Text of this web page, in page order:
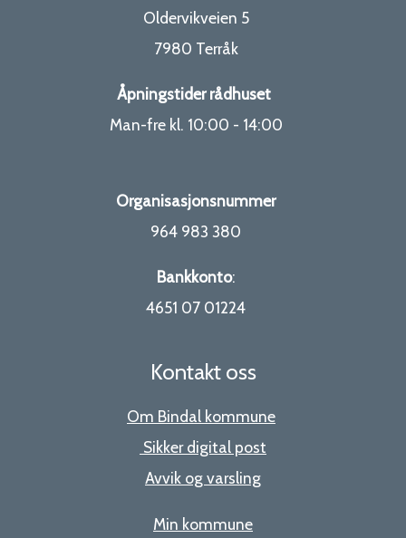
Oldervikveien 5
7980 Terråk
Åpningstider rådhuset
Man-fre kl. 10:00 - 14:00
Organisasjonsnummer
964 983 380
Bankkonto:
4651 07 01224
Kontakt oss
Om Bindal kommune
Sikker digital post
Avvik og varsling
Min kommune